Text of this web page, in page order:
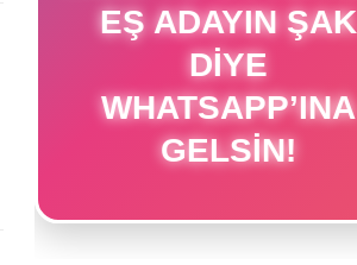
EŞ ADAYIN ŞAK
DIYE
WHATSAPP’INA
GELSIN!